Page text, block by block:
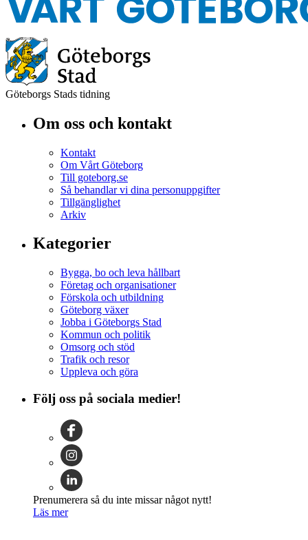
Göteborgs Stads tidning
Om oss och kontakt
Kontakt
Om Vårt Göteborg
Till goteborg.se
Så behandlar vi dina personuppgifter
Tillgänglighet
Arkiv
Kategorier
Bygga, bo och leva hållbart
Företag och organisationer
Förskola och utbildning
Göteborg växer
Jobba i Göteborgs Stad
Kommun och politik
Omsorg och stöd
Trafik och resor
Uppleva och göra
Följ oss på sociala medier!
Prenumerera så du inte missar något nytt!
Läs mer